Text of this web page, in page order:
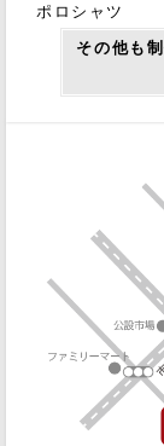
ポロシャツ
その他も